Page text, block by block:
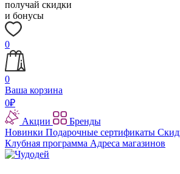
получай скидки
и бонусы
0
0
Ваша корзина
0₽
Акции
Бренды
Новинки Подарочные сертификаты
Клубная программа Адреса магазинов